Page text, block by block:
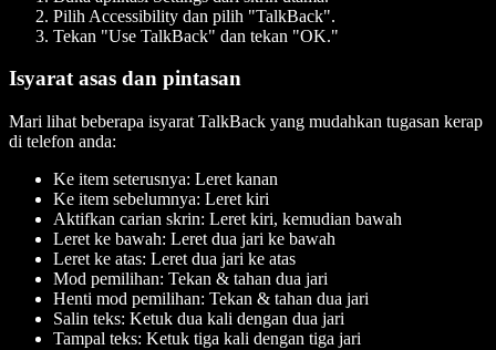
Pilih Accessibility dan pilih "TalkBack".
Tekan "Use TalkBack" dan tekan "OK."
Isyarat asas dan pintasan
Mari lihat beberapa isyarat TalkBack yang mudahkan tugasan kerap
di telefon anda:
Ke item seterusnya: Leret kanan
Ke item sebelumnya: Leret kiri
Aktifkan carian skrin: Leret kiri, kemudian bawah
Leret ke bawah: Leret dua jari ke bawah
Leret ke atas: Leret dua jari ke atas
Mod pemilihan: Tekan & tahan dua jari
Henti mod pemilihan: Tekan & tahan dua jari
Salin teks: Ketuk dua kali dengan dua jari
Tampal teks: Ketuk tiga kali dengan tiga jari